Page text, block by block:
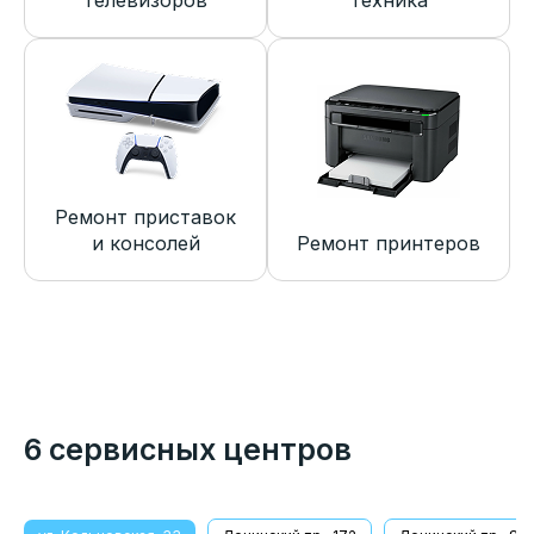
Ремонт приставок
и консолей
Ремонт принтеров
6 сервисных центров